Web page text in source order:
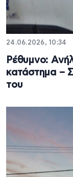
24.06.2026, 10:34
Ρέθυμνο:
κατάστημα –
του